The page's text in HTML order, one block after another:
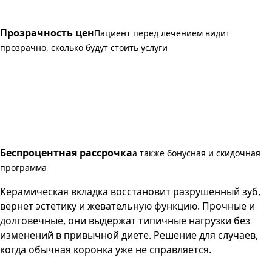
Прозрачность ценПациент перед лечением видит
прозрачно, сколько будут стоить услуги
Беспроцентная рассрочкаа также бонусная и скидочная
программа
Керамическая вкладка восстановит разрушенный зуб,
вернет эстетику и жевательную функцию. Прочные и
долговечные, они выдержат типичные нагрузки без
изменений в привычной диете. Решение для случаев,
когда обычная коронка уже не справляется.